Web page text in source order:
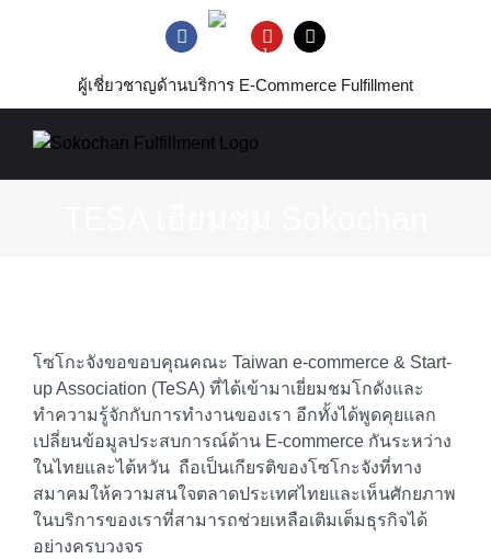
Facebook
Line
OfficialYouTubeTiktok
ผู้เชี่ยวชาญด้านบริการ E-Commerce Fulfillment
Larger
Image
โซโกะจังขอขอบคุณคณะ Taiwan e-commerce & Start-
up Association (TeSA) ที่ได้เข้ามาเยี่ยมชมโกดังและ
ทำความรู้จักกับการทำงานของเรา อีกทั้งได้พูดคุยแลก
เปลี่ยนข้อมูลประสบการณ์ด้าน E-commerce กันระหว่าง
ในไทยและไต้หวัน ถือเป็นเกียรติของโซโกะจังที่ทาง
สมาคมให้ความสนใจตลาดประเทศไทยและเห็นศักยภาพ
ในบริการของเราที่สามารถช่วยเหลือเติมเต็มธุรกิจได้
อย่างครบวงจร